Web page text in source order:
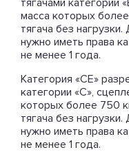
тягачами категории
масса которых
тягача без
нужно иметь права
не менее 1 года.
Категория «СЕ»
категории «С»,
которых более 750
тягача без
нужно иметь права
не менее 1 года.